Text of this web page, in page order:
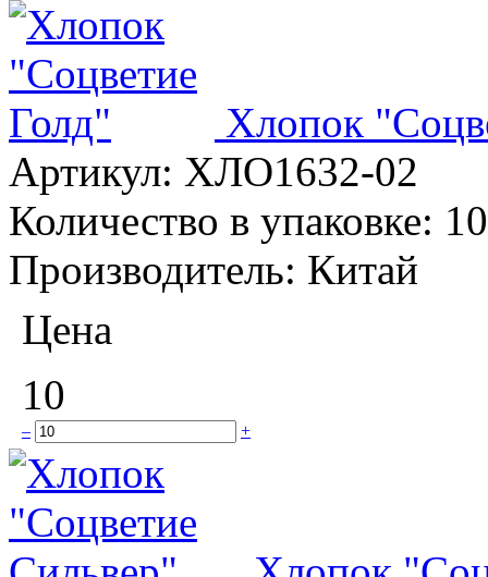
Хлопок
Артикул: ХЛО1632-02
Количество в упаковке: 10
Производитель: Китай
Цена
10
– +